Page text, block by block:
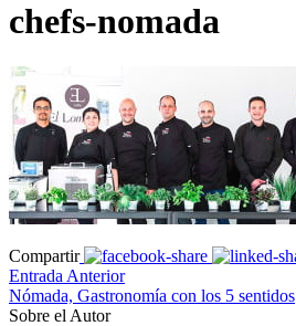
chefs-nomada
Compartir
Entrada Anterior
Nómada, Gastronomía con los 5 sentidos
Sobre el Autor